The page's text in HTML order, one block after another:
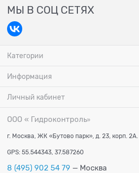
МЫ В СОЦ СЕТЯХ
Категории
Информация
Личный кабинет
ООО « Гидроконтроль»
г. Москва, ЖК «Бутово парк», д. 23, корп. 2А.
GPS: 55.544343, 37.587260
8 (495) 902 54 79 — Москва